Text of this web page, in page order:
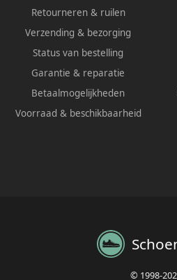
Retourneren & ruilen
Verzending & bezorging
Status van bestelling
Garantie & reparatie
Betaalmogelijkheden
Voorraad & beschikbaarheid
© 1998-